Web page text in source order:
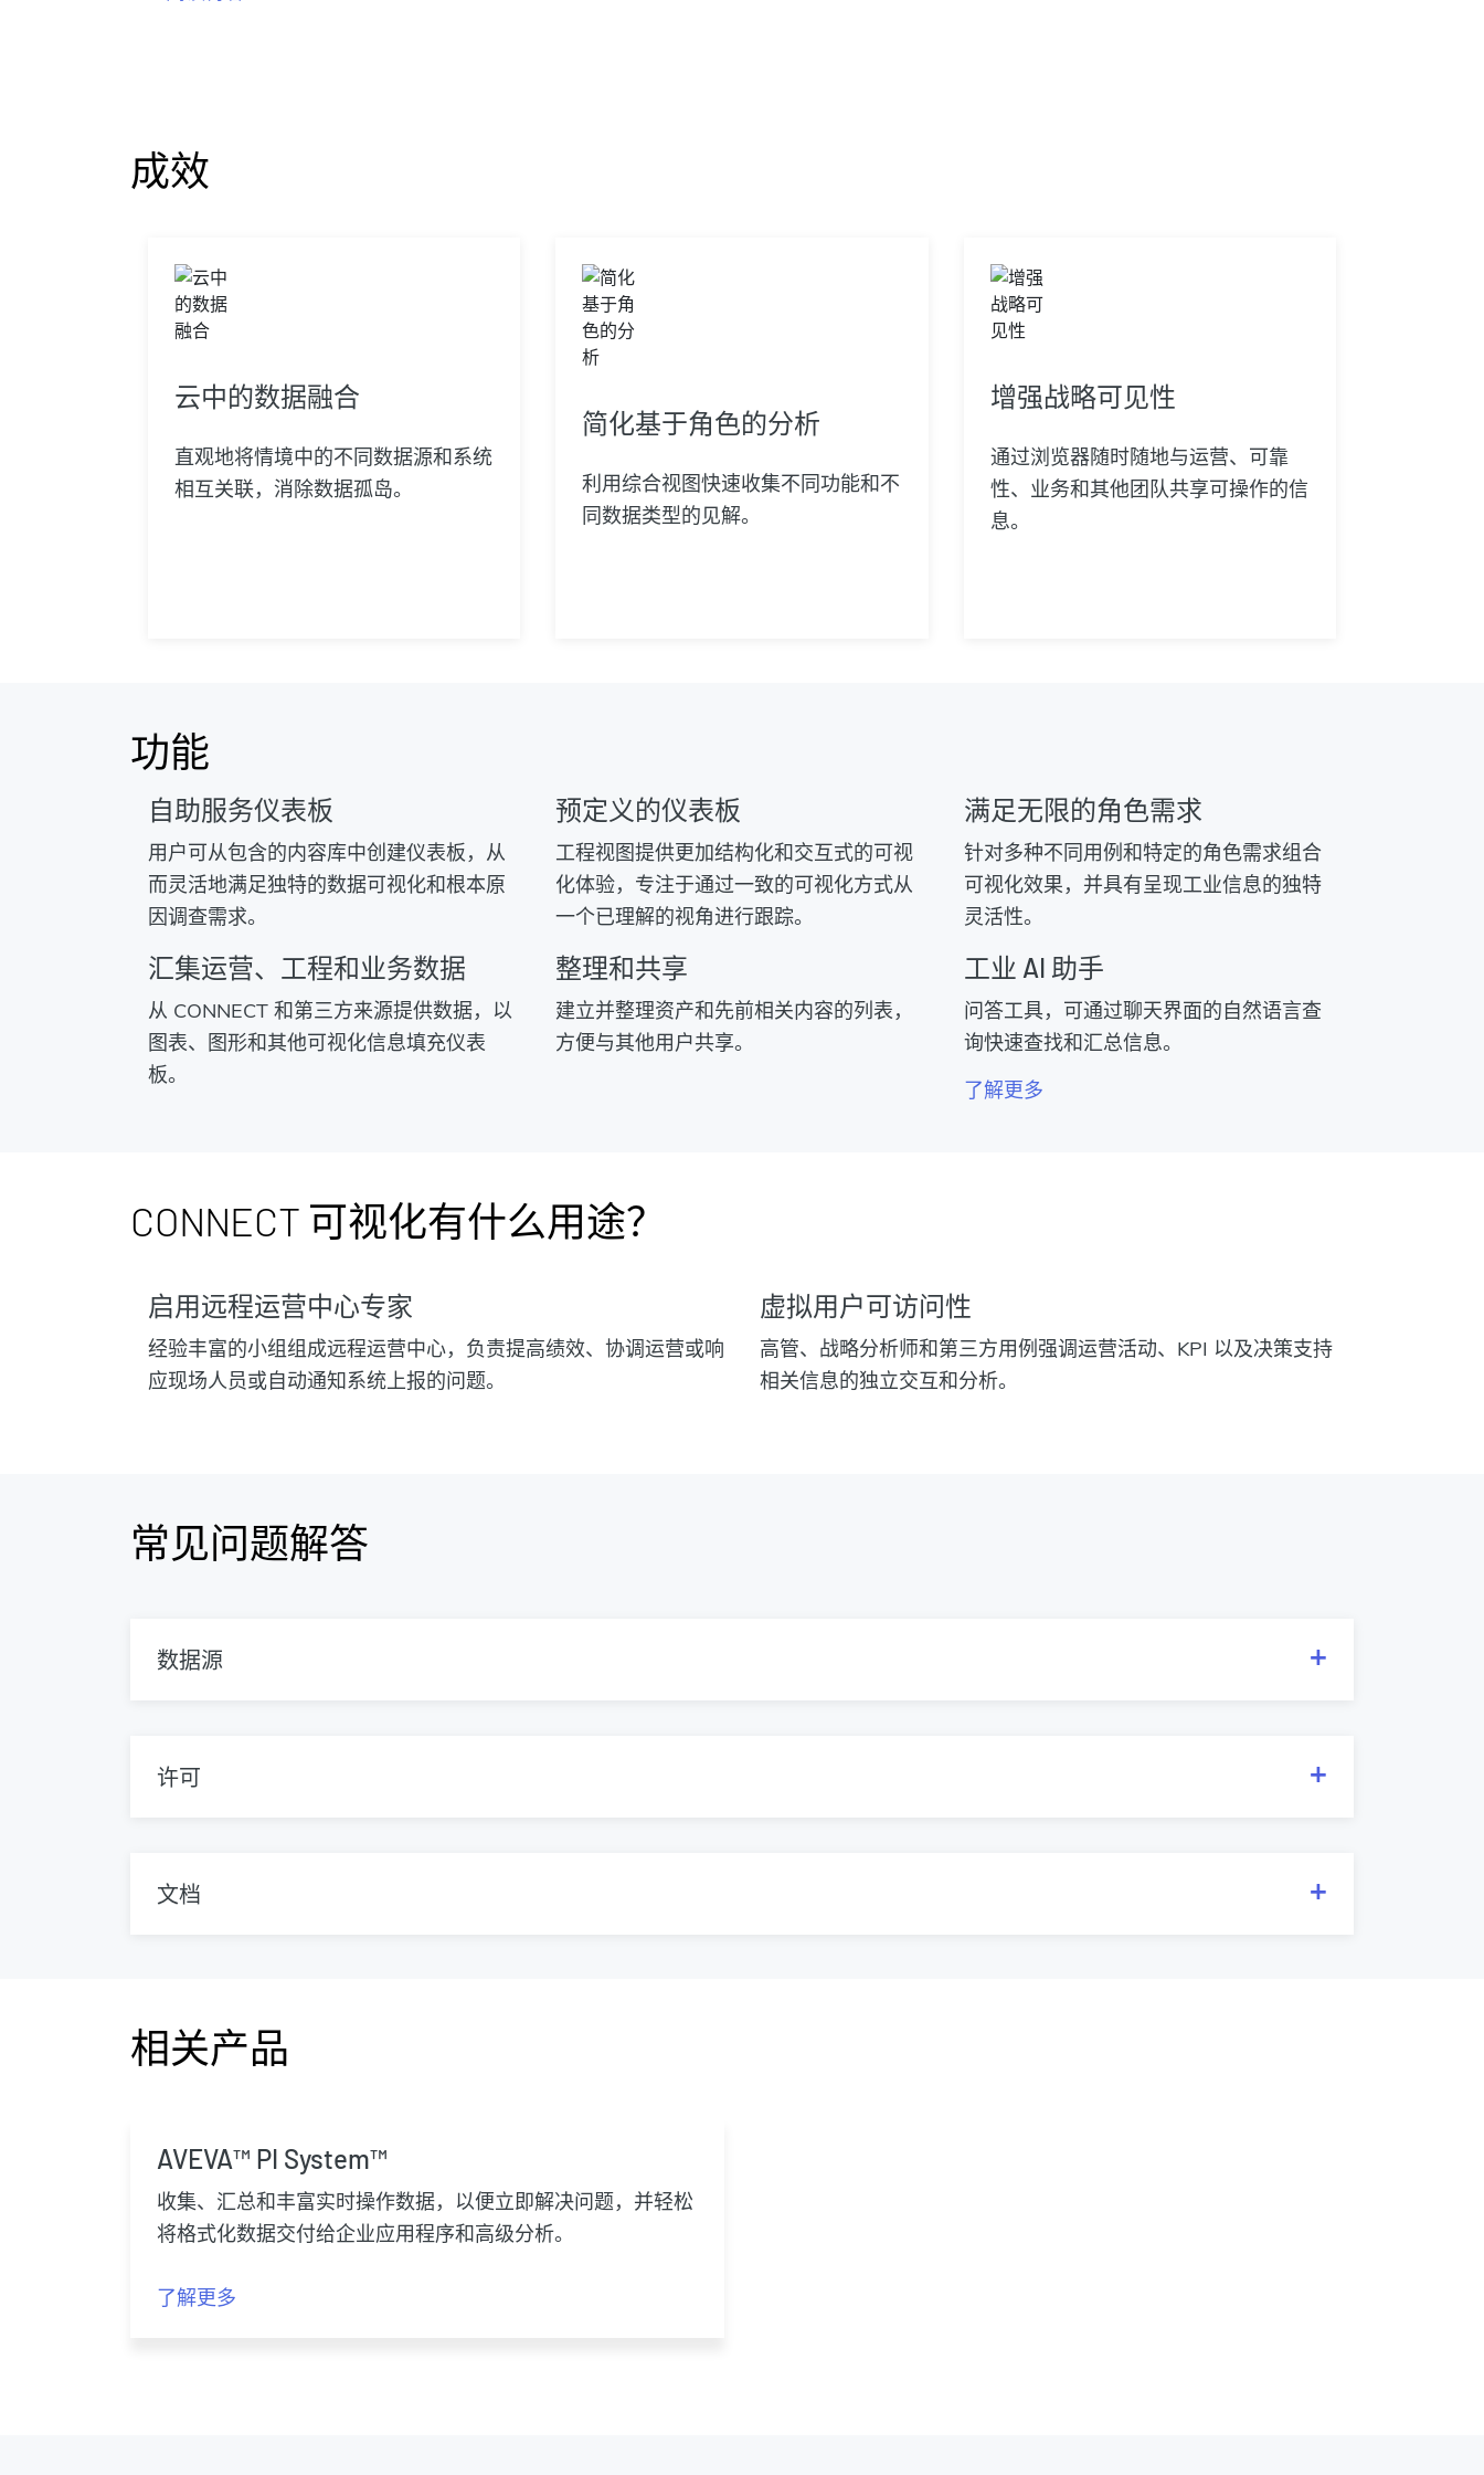
成效
云中的数据融合
直观地将情境中的不同数据源和系统
相互关联，消除数据孤岛。
简化基于角色的分析
利用综合视图快速收集不同功能和不
同数据类型的见解。
增强战略可见性
通过浏览器随时随地与运营、可靠
性、业务和其他团队共享可操作的信
息。
功能
自助服务仪表板
用户可从包含的内容库中创建仪表板，从
而灵活地满足独特的数据可视化和根本原
因调查需求。
预定义的仪表板
工程视图提供更加结构化和交互式的可视
化体验，专注于通过一致的可视化方式从
一个已理解的视角进行跟踪。
满足无限的角色需求
针对多种不同用例和特定的角色需求组合
可视化效果，并具有呈现工业信息的独特
灵活性。
汇集运营、工程和业务数据
从 CONNECT 和第三方来源提供数据，以
图表、图形和其他可视化信息填充仪表
板。
整理和共享
建立并整理资产和先前相关内容的列表，
方便与其他用户共享。
工业 AI 助手
问答工具，可通过聊天界面的自然语言查
询快速查找和汇总信息。
了解更多
CONNECT 可视化有什么用途？
启用远程运营中心专家
经验丰富的小组组成远程运营中心，负责提高绩效、协调运营或响
应现场人员或自动通知系统上报的问题。
虚拟用户可访问性
高管、战略分析师和第三方用例强调运营活动、KPI 以及决策支持
相关信息的独立交互和分析。
常见问题解答
数据源
许可
文档
相关产品
AVEVA™ PI System™
收集、汇总和丰富实时操作数据，以便立即解决问题，并轻松
将格式化数据交付给企业应用程序和高级分析。
了解更多